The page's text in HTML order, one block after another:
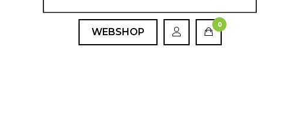
WEBSHOP
0